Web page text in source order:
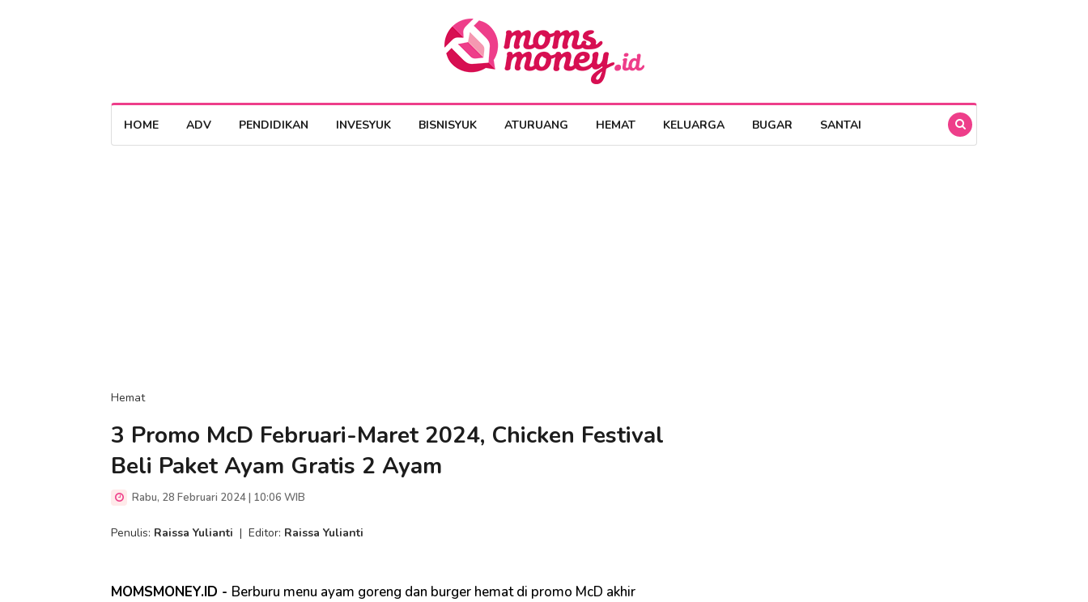
HOME ADV PENDIDIKAN INVESYUK BISNISYUK ATURUANG HEMAT KELUARGA BUGAR SANTAI
Hemat
3 Promo McD Februari-Maret 2024, Chicken Festival
Beli Paket Ayam Gratis 2 Ayam
Rabu, 28 Februari 2024 | 10:06 WIB
Penulis: Raissa Yulianti | Editor: Raissa Yulianti
MOMSMONEY.ID - Berburu menu ayam goreng dan burger hemat di promo McD akhir